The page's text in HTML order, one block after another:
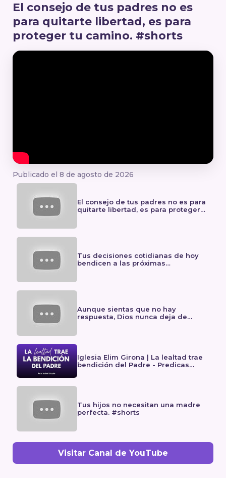
El consejo de tus padres no es
para quitarte libertad, es para
proteger tu camino. #shorts
Publicado el 8 de agosto de 2026
El consejo de tus padres no es para
quitarte libertad, es para proteger
Tus decisiones cotidianas de hoy
bendicen a las próximas
Aunque sientas que no hay
respuesta, Dios nunca deja de
Iglesia Elim Girona | La lealtad trae
bendición del Padre - Predicas
Tus hijos no necesitan una madre
perfecta. #shorts
Iglesia Elim Girona | El evangelio de
Visitar Canal de YouTube